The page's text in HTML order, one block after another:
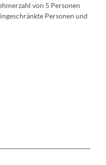
von 5 Personen
Personen und